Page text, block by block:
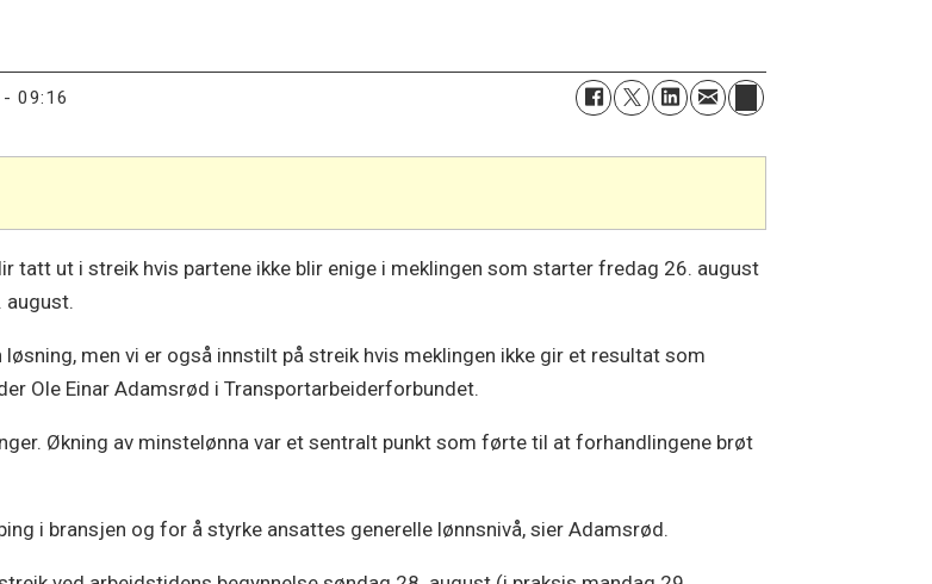
- 09:16
tatt ut i streik hvis partene ikke blir enige i meklingen som starter fredag 26. august
men vi er også innstilt på streik hvis meklingen ikke gir et resultat som
Ole Einar Adamsrød i Transportarbeiderforbundet.
Økning av minstelønna var et sentralt punkt som førte til at forhandlingene brøt
i bransjen og for å styrke ansattes generelle lønnsnivå, sier Adamsrød.